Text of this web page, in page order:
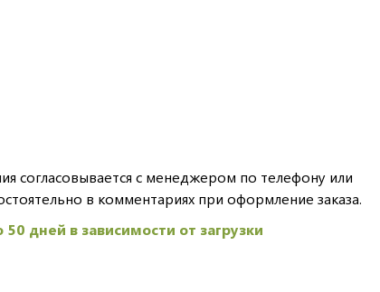
согласовывается с менеджером по телефону или
в комментариях при оформление заказа.
50 дней в зависимости от загрузки